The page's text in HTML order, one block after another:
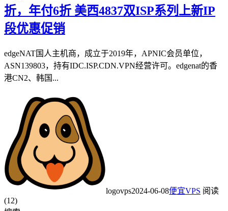
折，年付6折 美西4837双ISP系列上新IP
段优惠促销
edgeNAT国人主机商，成立于2019年，APNIC会员单位，
ASN139803，持有IDC.ISP.CDN.VPN经营许可。edgenat的香
港CN2、韩国...
logovps2024-06-08便宜VPS 阅读
(12)